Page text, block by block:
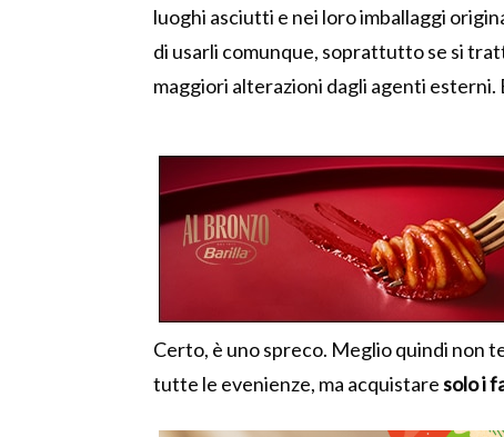
luoghi asciutti e nei loro imballaggi
di usarli comunque, soprattutto se si
maggiori alterazioni dagli agenti esterni.
Certo, è uno spreco. Meglio quindi non
tutte le evenienze, ma acquistaresolo i